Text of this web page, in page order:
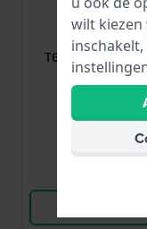
T640.37
€
● Op
wilt kiezen